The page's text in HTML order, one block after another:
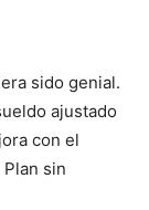
sido genial.
ajustado
con el
sin